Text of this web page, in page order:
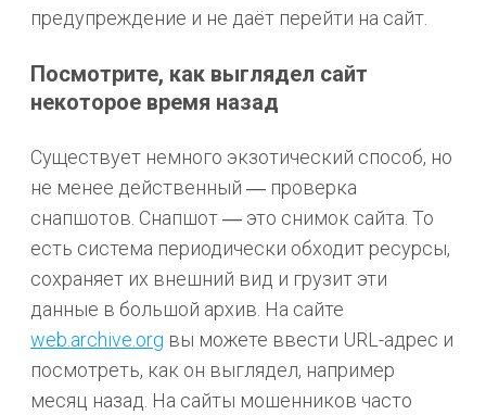
предупреждение и не даёт перейти на сайт.
Посмотрите, как выглядел сайт
некоторое время назад
Существует немного экзотический способ, но
не менее действенный ― проверка
снапшотов. Снапшот ― это снимок сайта. То
есть система периодически обходит ресурсы,
сохраняет их внешний вид и грузит эти
данные в большой архив. На сайте
web.archive.org вы можете ввести URL-адрес и
посмотреть, как он выглядел, например
месяц назад. На сайты мошенников часто